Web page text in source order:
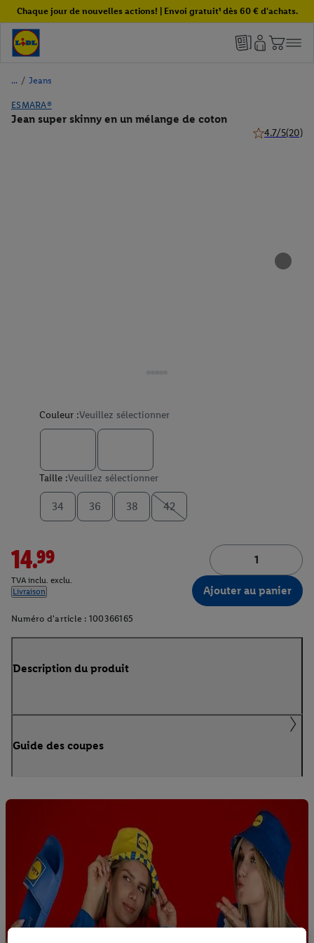
Chaque jour de nouvelles actions! | Envoi gratuit¹ dès 60 € d'achats.
/ Jeans
ESMARA®
Jean super skinny en un mélange de coton
4.7/5(20)
Couleur :Veuillez sélectionner
Taille :Veuillez sélectionner
34 36 38 42
14.99
TVA inclu. exclu.
Livraison
Ajouter au panier
Numéro d'article : 100366165
Description du produit
Guide des coupes